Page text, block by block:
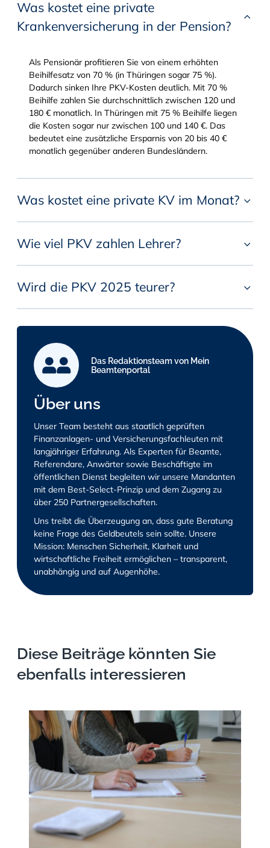
Was kostet eine private
Krankenversicherung in der Pension?
Als Pensionär profitieren Sie von einem erhöhten
Beihilfesatz von 70 % (in Thüringen sogar 75 %).
Dadurch sinken Ihre PKV-Kosten deutlich. Mit 70 %
Beihilfe zahlen Sie durchschnittlich zwischen 120 und
180 € monatlich. In Thüringen mit 75 % Beihilfe liegen
die Kosten sogar nur zwischen 100 und 140 €. Das
bedeutet eine zusätzliche Ersparnis von 20 bis 40 €
monatlich gegenüber anderen Bundesländern.
Was kostet eine private KV im Monat?
Wie viel PKV zahlen Lehrer?
Wird die PKV 2025 teurer?
Das Redaktionsteam von Mein
Beamtenportal
Über uns
Unser Team besteht aus staatlich geprüften
Finanzanlagen- und Versicherungsfachleuten mit
langjähriger Erfahrung. Als Experten für Beamte,
Referendare, Anwärter sowie Beschäftigte im
öffentlichen Dienst begleiten wir unsere Mandanten
mit dem Best-Select-Prinzip und dem Zugang zu
über 250 Partnergesellschaften.
Uns treibt die Überzeugung an, dass gute Beratung
keine Frage des Geldbeutels sein sollte. Unsere
Mission: Menschen Sicherheit, Klarheit und
wirtschaftliche Freiheit ermöglichen – transparent,
unabhängig und auf Augenhöhe.
Diese Beiträge könnten Sie
ebenfalls interessieren